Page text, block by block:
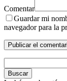
Comentar
Guardar mi
navegador para la
Buscar